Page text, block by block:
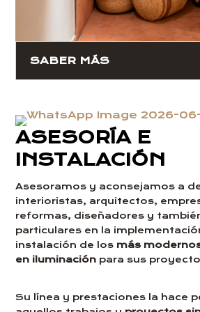
SABER MÁS
ASESORÍA E
INSTALACIÓN
Asesoramos y aconsejamos a
interioristas, arquitectos,
reformas, diseñadores y
particulares en la
instalación de los más
en iluminación para sus
Su línea y prestaciones la hace